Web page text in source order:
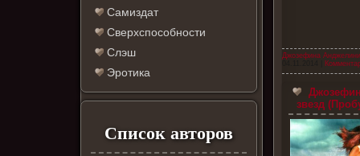
Самиздат
Сверхспособности
Слэш
Эротика
Список авторов
Джозефина
звезд